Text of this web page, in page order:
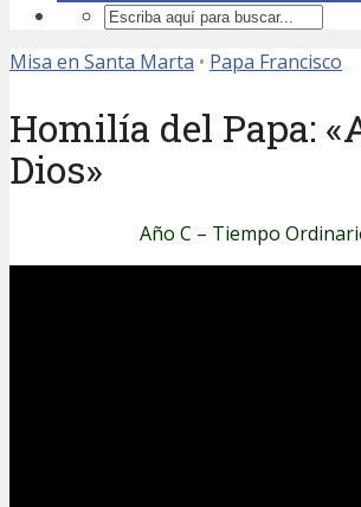
Misa en Santa Marta • Papa Francisco
Homilía del Papa:
Dios»
Año C – Tiempo